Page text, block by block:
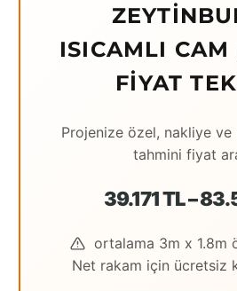
ISICAMLI CAM
FIYAT
Projenize özel, nakliye ve
tahmini fiyat
39.171 TL –
ortalama 3m x 1.8m
Net rakam için ücretsiz
Eskişehir
Gaziantep
Hatay
İstanbul